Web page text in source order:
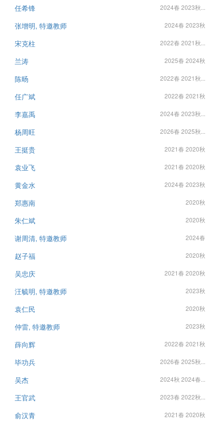
任希锋 2024春 2023秋...
张增明, 特邀教师 2024春 2023秋
宋克柱 2022春 2021秋...
兰涛 2025春 2024秋
陈旸 2022春 2021秋...
任广斌 2022春 2021秋
李嘉禹 2024春 2023秋...
杨周旺 2026春 2025秋...
王挺贵 2021春 2020秋
袁业飞 2021春 2020秋
黄金水 2024春 2023秋
郑惠南 2020秋
朱仁斌 2020秋
谢周清, 特邀教师 2024春
赵子福 2020秋
吴忠庆 2021春 2020秋
汪毓明, 特邀教师 2023秋
袁仁民 2020秋
仲雷, 特邀教师 2023秋
薛向辉 2022春 2021秋
毕功兵 2026春 2025秋...
吴杰 2024秋 2024春...
王官武 2023春 2022秋...
俞汉青 2021春 2020秋